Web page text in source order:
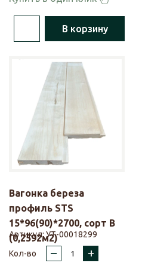
В корзину
Вагонка береза
профиль STS
15*96(90)*2700, сорт В
(0,2592м2)
Артикул:УТ-00018299
Кол-во
– +